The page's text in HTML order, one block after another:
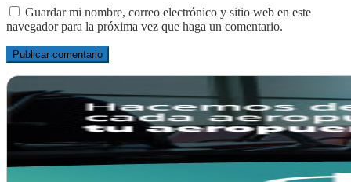
Guardar mi nombre, correo electrónico y sitio web en este
navegador para la próxima vez que haga un comentario.